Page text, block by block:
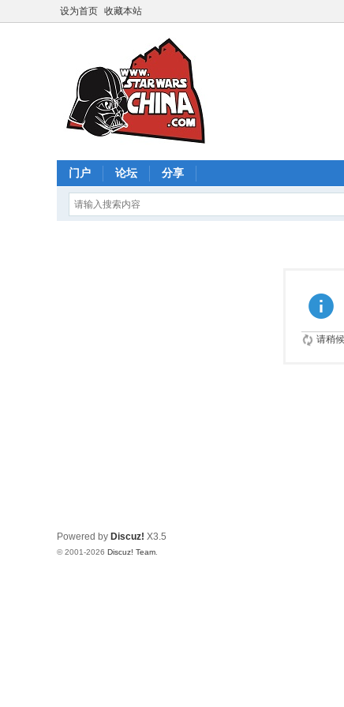
设为首页 收藏本站
门户 论坛 分享
请稍
Powered by Discuz! X3.5
© 2001-2026 Discuz! Team